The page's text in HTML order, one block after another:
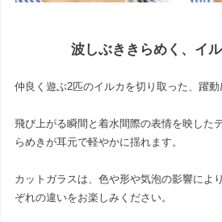
波しぶききらめく、イ
仲良く遊ぶ2匹のイルカを切り取った、躍動
飛び上がる瞬間と着水間際の表情を映した
らめきが耳元で軽やかに揺れます。
カットガラスは、色や形や気泡の影響によ
ぞれの違いをお楽しみください。